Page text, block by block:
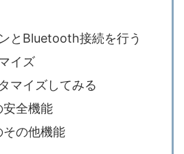
とBluetooth接続を行う
イズ
マイズしてみる
全機能
の他機能